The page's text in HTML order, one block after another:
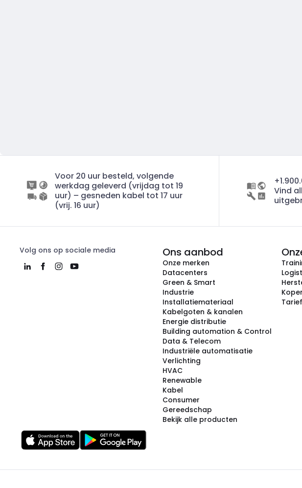
Voor 20 uur besteld, volgende
werkdag geleverd (vrijdag tot 19
uur) – gesneden kabel tot 17 uur
(vrij. 16 uur)
Vind
Volg ons op sociale media Ons aanbod
Onze merken
Datacenters
Green & Smart
Industrie
Installatiemateriaal
Kabelgoten & kanalen
Energie distributie
Building automation & Control
Data & Telecom
Industriële automatisatie
Verlichting
HVAC
Renewable
Kabel
Consumer
Gereedschap
Bekijk alle producten